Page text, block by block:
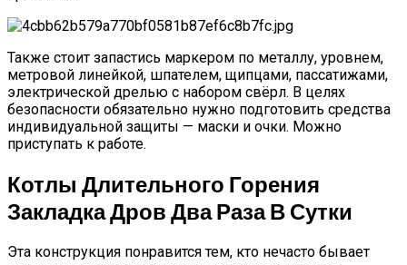
Также стоит запастись маркером по металлу, уровнем,
метровой линейкой, шпателем, щипцами, пассатижами,
электрической дрелью с набором свёрл. В целях
безопасности обязательно нужно подготовить средства
индивидуальной защиты — маски и очки. Можно
приступать к работе.
Котлы Длительного Горения
Закладка Дров Два Раза В Сутки
Эта конструкция понравится тем, кто нечасто бывает